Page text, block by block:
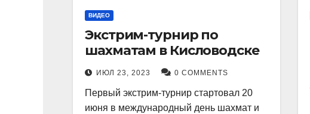
ВИДЕО
Экстрим-турнир по
шахматам в Кисловодске
ИЮЛ 23, 2023 0 COMMENTS
Первый экстрим-турнир стартовал 20
июня в международный день шахмат и